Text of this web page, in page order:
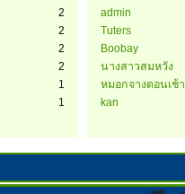
2
2
2
2
1
1
admin
Tuters
Boobay
นางสาวสมหวัง
หมอกจางตอนเช้า
kan